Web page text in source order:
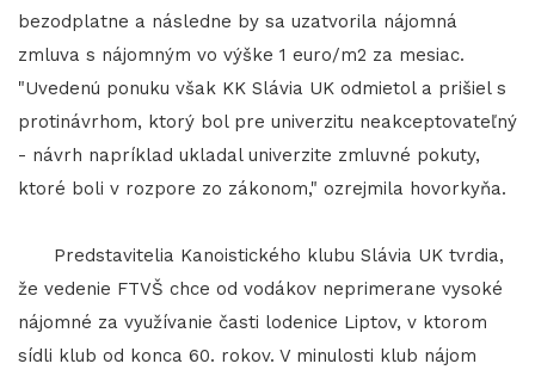
bezodplatne a následne by sa uzatvorila nájomná
zmluva s nájomným vo výške 1 euro/m2 za mesiac.
"Uvedenú ponuku však KK Slávia UK odmietol a prišiel s
protinávrhom, ktorý bol pre univerzitu neakceptovateľný
- návrh napríklad ukladal univerzite zmluvné pokuty,
ktoré boli v rozpore zo zákonom," ozrejmila hovorkyňa.
Predstavitelia Kanoistického klubu Slávia UK tvrdia,
že vedenie FTVŠ chce od vodákov neprimerane vysoké
nájomné za využívanie časti lodenice Liptov, v ktorom
sídli klub od konca 60. rokov. V minulosti klub nájom